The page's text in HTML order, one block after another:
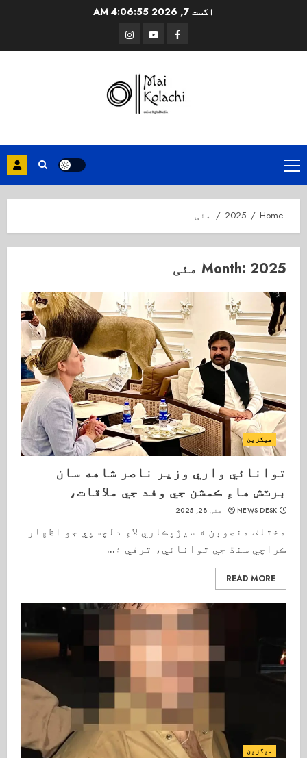
اگست 7, 2026 4:06:56 AM
Facebook
Youtube
Instagram
Primary
Menu
Home
2025 مئی
Month: 2025 مئی
میگزین
توانائي واري وزير ناصر شاهه سان
برٽش هاءِ ڪمشن جي وفد جي ملاقات،
NEWS DESK مئی 28, 2025
مختلف منصوبن ۾ سيڙپڪاري لاءِ دلچسپي جو اظهار
ڪراچي سنڌ جي توانائي، ترقي ۽...
READ MORE
میگزین